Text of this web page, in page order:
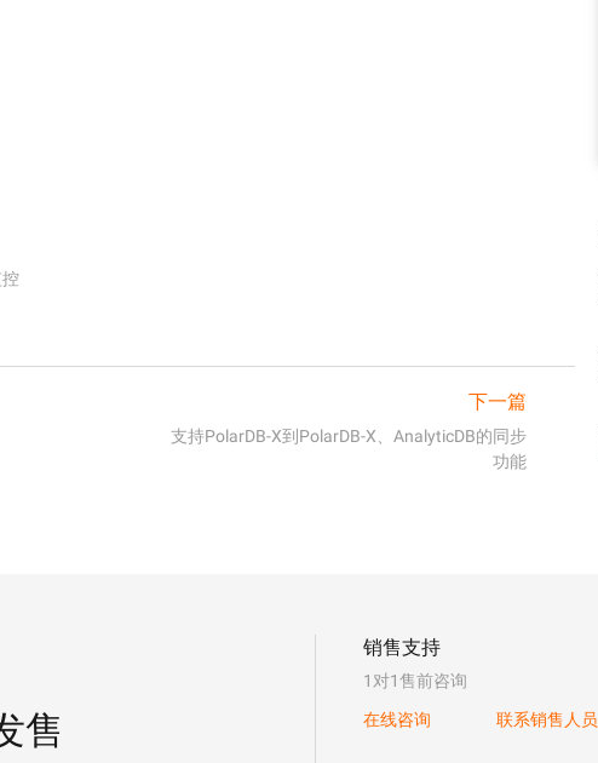
下一篇
支持PolarDB-X到PolarDB-X、AnalyticDB的同步
功能
售
销售支持
1对1售前咨询
在线咨询
联系销售人员